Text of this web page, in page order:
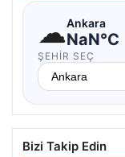
☁Ankara
NaN°C
ŞEHIR SEÇ
Bizi Takip Edin